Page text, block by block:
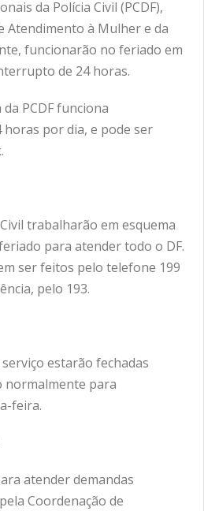
da Polícia Civil (PCDF),
Atendimento à Mulher e da
funcionarão no feriado em
de 24 horas.
PCDF funciona
por dia, e pode ser
.
trabalharão em esquema
para atender todo o DF.
ser feitos pelo telefone 199
pelo 193.
estarão fechadas
normalmente para
feira.
atender demandas
Coordenação de